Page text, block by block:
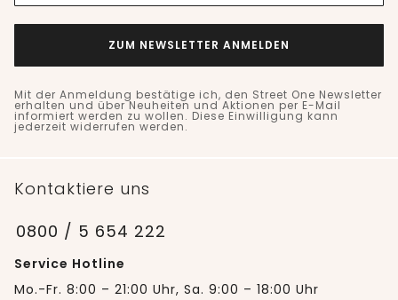
ZUM NEWSLETTER ANMELDEN
Mit der Anmeldung bestätige ich, den Street One Newsletter
erhalten und über Neuheiten und Aktionen per E-Mail
informiert werden zu wollen. Diese Einwilligung kann
jederzeit widerrufen werden.
Kontaktiere uns
0800 / 5 654 222
Service Hotline
Mo.-Fr. 8:00 – 21:00 Uhr, Sa. 9:00 – 18:00 Uhr